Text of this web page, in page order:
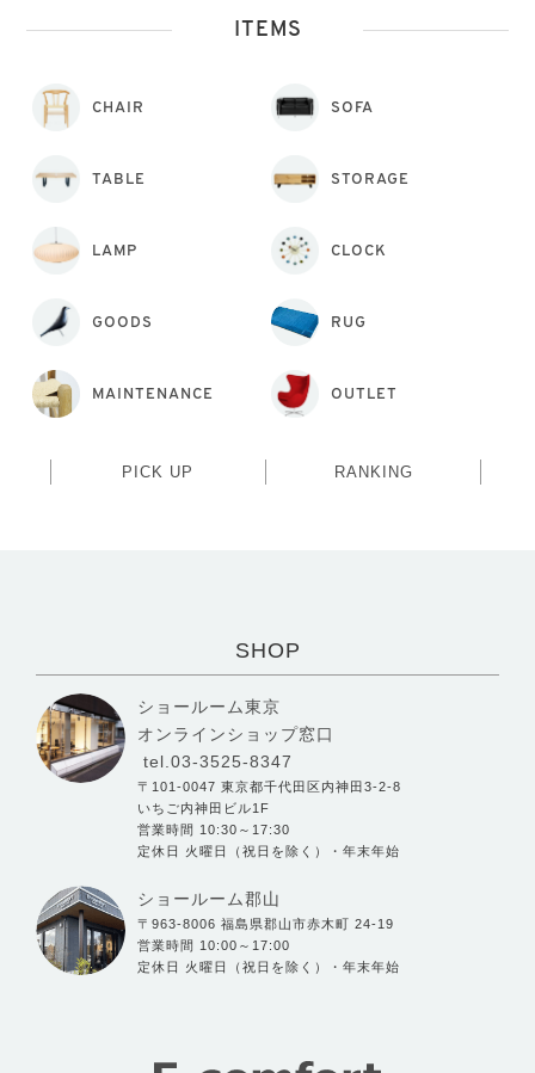
ITEMS
CHAIR SOFA
TABLE STORAGE
LAMP CLOCK
GOODS RUG
MAINTENANCE OUTLET
PICK UP RANKING
SHOP
ショールーム東京
オンラインショップ窓口
tel.03-3525-8347
〒101-0047 東京都千代田区内神田3-2-8
いちご内神田ビル1F
営業時間 10:30～17:30
定休日 火曜日（祝日を除く）・年末年始
ショールーム郡山
〒963-8006 福島県郡山市赤木町 24-19
営業時間 10:00～17:00
定休日 火曜日（祝日を除く）・年末年始